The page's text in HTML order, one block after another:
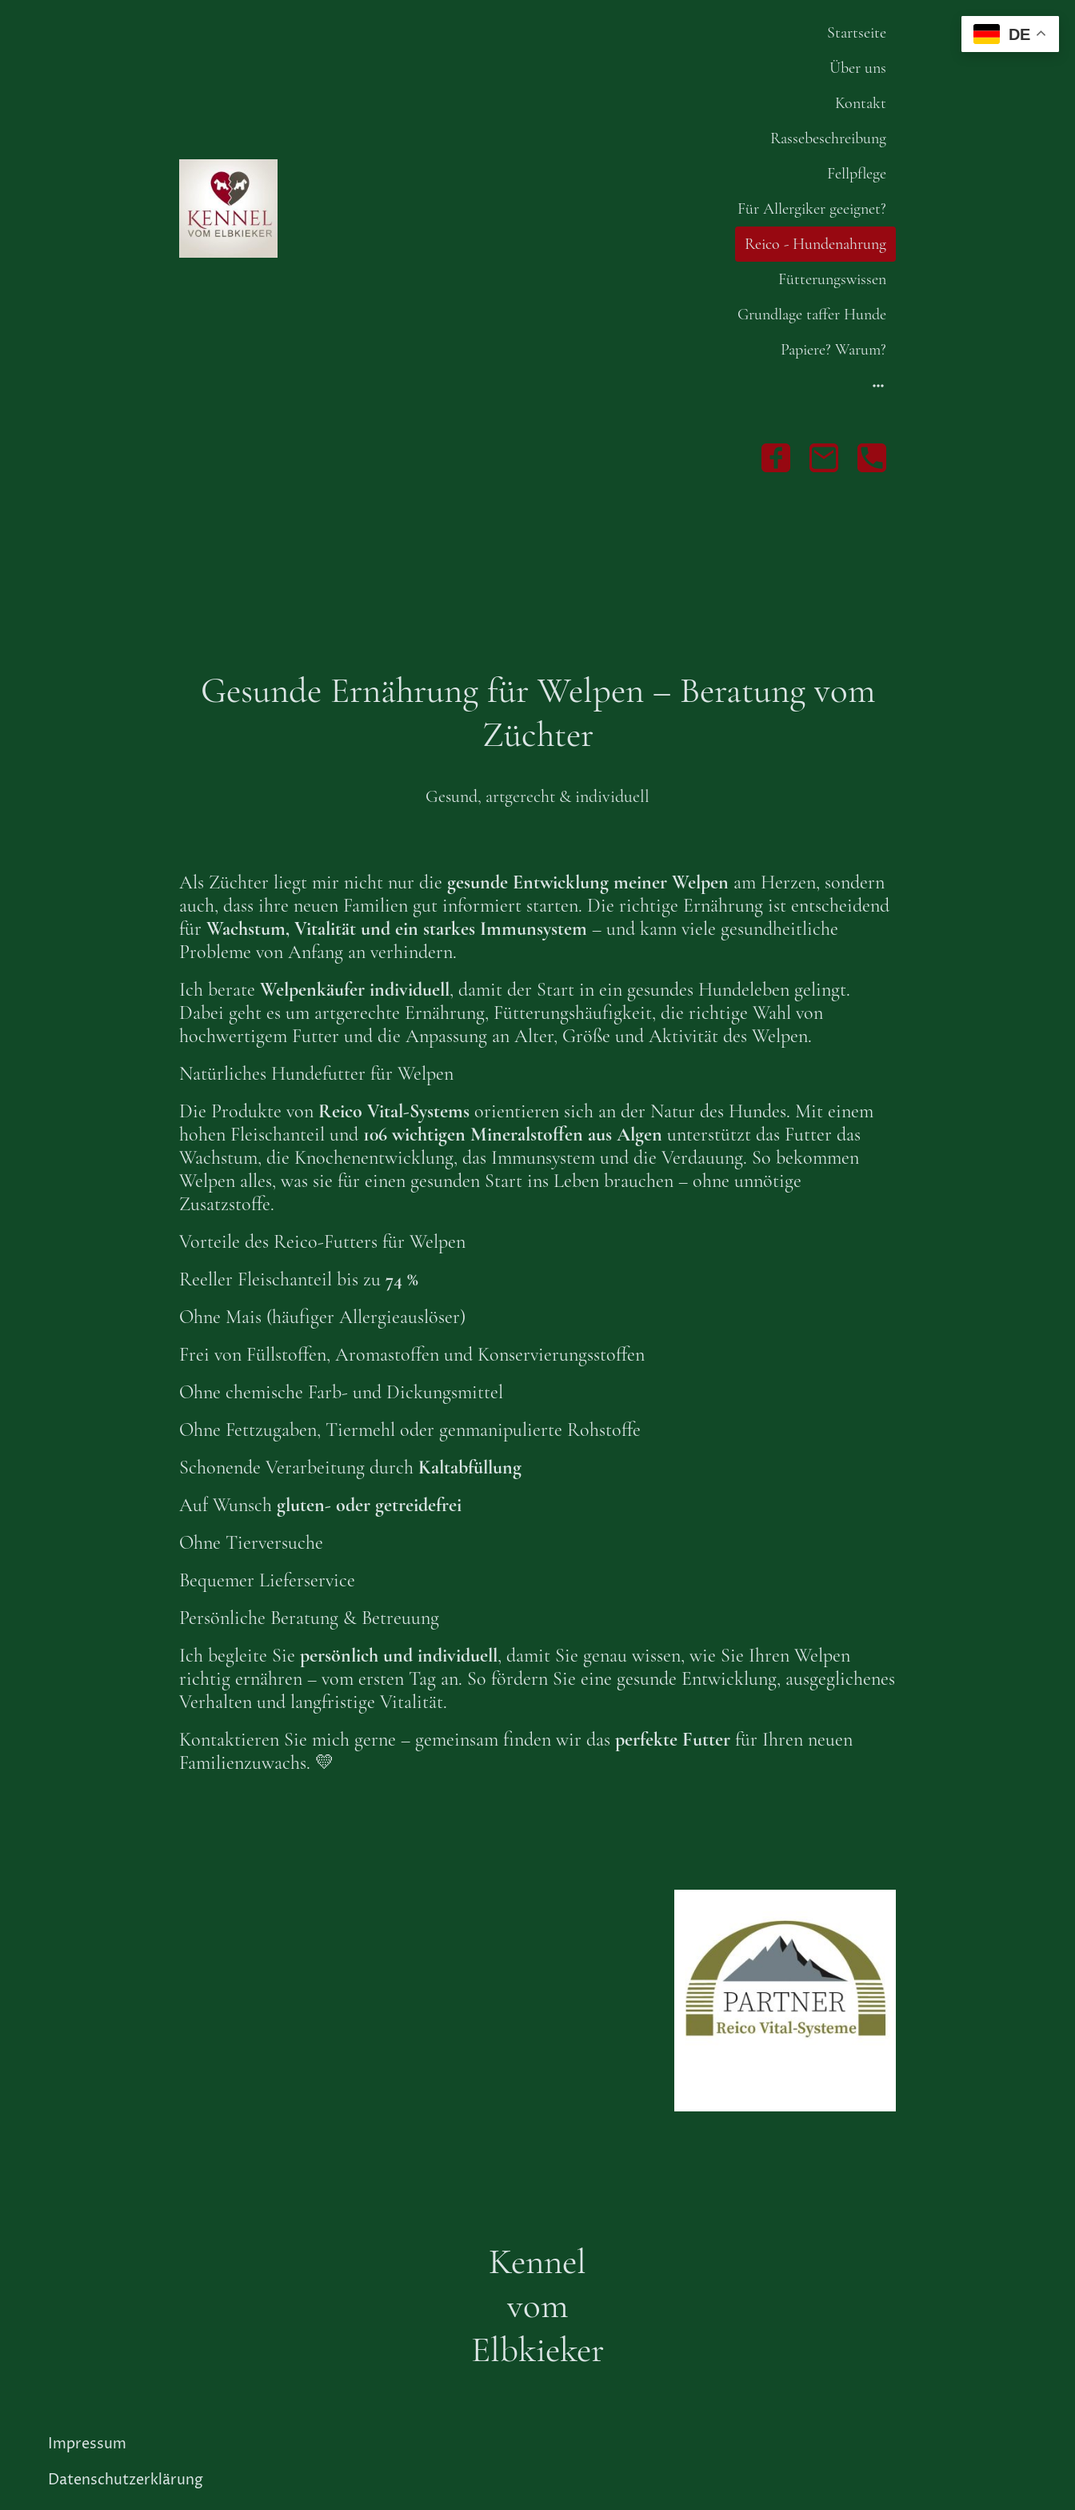
Startseite
Über uns
Kontakt
Rassebeschreibung
Fellpflege
Für Allergiker geeignet?
Reico - Hundenahrung
Fütterungswissen
Grundlage taffer Hunde
Papiere? Warum?
Gesunde Ernährung für Welpen – Beratung vom
Züchter
Gesund, artgerecht & individuell
Als Züchter liegt mir nicht nur die gesunde Entwicklung meiner Welpen am Herzen, sondern
auch, dass ihre neuen Familien gut informiert starten. Die richtige Ernährung ist entscheidend
für Wachstum, Vitalität und ein starkes Immunsystem – und kann viele gesundheitliche
Probleme von Anfang an verhindern.
Ich berate Welpenkäufer individuell, damit der Start in ein gesundes Hundeleben gelingt.
Dabei geht es um artgerechte Ernährung, Fütterungshäufigkeit, die richtige Wahl von
hochwertigem Futter und die Anpassung an Alter, Größe und Aktivität des Welpen.
Natürliches Hundefutter für Welpen
Die Produkte von Reico Vital-Systems orientieren sich an der Natur des Hundes. Mit einem
hohen Fleischanteil und 106 wichtigen Mineralstoffen aus Algen unterstützt das Futter das
Wachstum, die Knochenentwicklung, das Immunsystem und die Verdauung. So bekommen
Welpen alles, was sie für einen gesunden Start ins Leben brauchen – ohne unnötige
Zusatzstoffe.
Vorteile des Reico-Futters für Welpen
Reeller Fleischanteil bis zu 74 %
Ohne Mais (häufiger Allergieauslöser)
Frei von Füllstoffen, Aromastoffen und Konservierungsstoffen
Ohne chemische Farb- und Dickungsmittel
Ohne Fettzugaben, Tiermehl oder genmanipulierte Rohstoffe
Schonende Verarbeitung durch Kaltabfüllung
Auf Wunsch gluten- oder getreidefrei
Ohne Tierversuche
Bequemer Lieferservice
Persönliche Beratung & Betreuung
Ich begleite Sie persönlich und individuell, damit Sie genau wissen, wie Sie Ihren Welpen
richtig ernähren – vom ersten Tag an. So fördern Sie eine gesunde Entwicklung, ausgeglichenes
Verhalten und langfristige Vitalität.
Kontaktieren Sie mich gerne – gemeinsam finden wir das perfekte Futter für Ihren neuen
Familienzuwachs. 💛
Kennel
vom
Elbkieker
Impressum
Datenschutzerklärung
DE